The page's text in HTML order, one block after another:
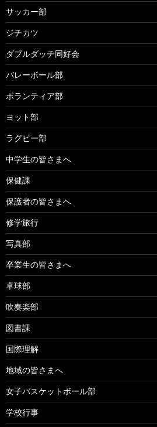
サッカー部
ジチカツ
ダブルダッチ同好会
バレーボール部
ボランティア部
ヨット部
ラグビー部
中学生の皆さまへ
保健課
保護者の皆さまへ
修学旅行
写真部
卒業生の皆さまへ
卓球部
吹奏楽部
図書課
国際理解
地域の皆さまへ
女子バスケットボール部
学校行事